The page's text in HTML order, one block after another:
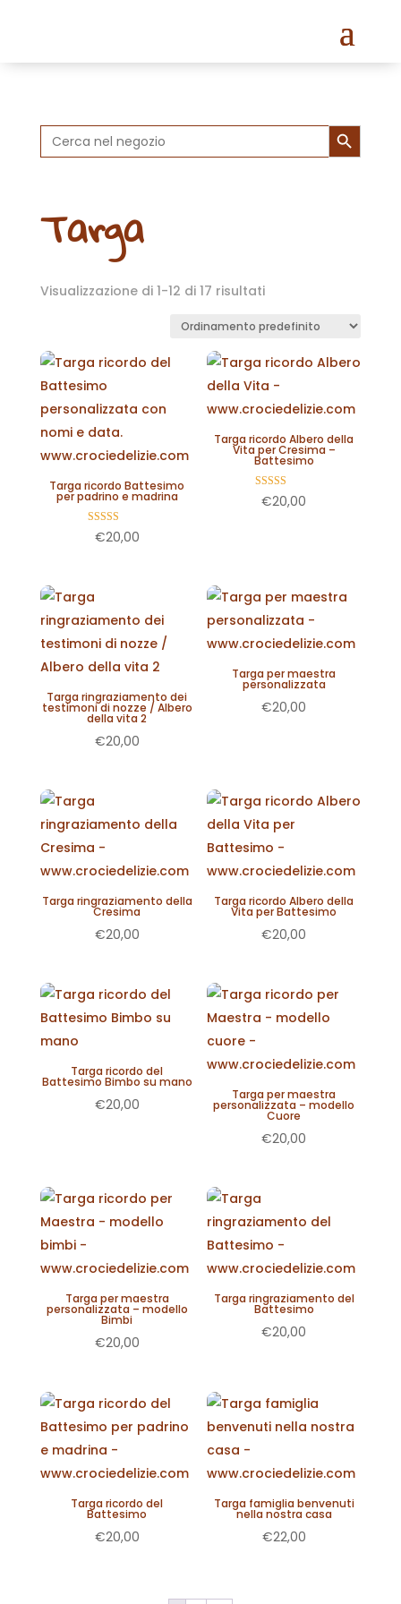
Search
for:
Search Button
Targa
Visualizzazione di 1-12 di 17 risultati
Targa ricordo Battesimo
per padrino e madrina
Valutato
5.00
€20,00
Targa ricordo Albero della
Vita per Cresima –
Battesimo
Valutato
5.00
€20,00
Targa ringraziamento dei
testimoni di nozze / Albero
della vita 2
€20,00
Targa per maestra
personalizzata
€20,00
Targa ringraziamento della
Cresima
€20,00
Targa ricordo Albero della
Vita per Battesimo
€20,00
Targa ricordo del
Battesimo Bimbo su mano
€20,00
Targa per maestra
personalizzata – modello
Cuore
€20,00
Targa per maestra
personalizzata – modello
Bimbi
€20,00
Targa ringraziamento del
Battesimo
€20,00
Targa ricordo del
Battesimo
€20,00
Targa famiglia benvenuti
nella nostra casa
€22,00